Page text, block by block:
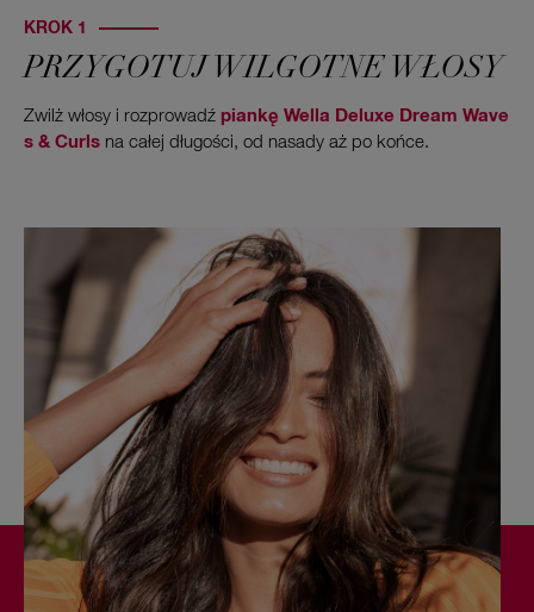
KROK 1
PRZYGOTUJ WILGOTNE WŁOSY
Zwilż włosy i rozprowadź piankę Wella Deluxe Dream Wave
s & Curls na całej długości, od nasady aż po końce.